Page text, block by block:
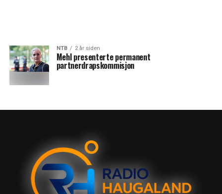
NTB 2 år siden
Mehl presenterte permanent
partnerdrapskommisjon